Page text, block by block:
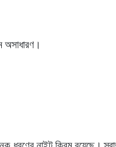
অসাধারণ।